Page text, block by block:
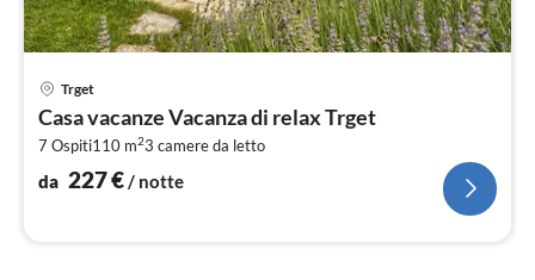
Trget
Casa vacanze Vacanza di relax Trget
7 Ospiti110 m23 camere da letto
da 227€/ notte